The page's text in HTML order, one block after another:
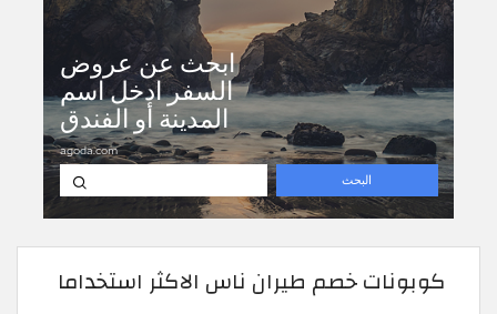
كوبونات خصم طيران ناس الاكثر استخداما